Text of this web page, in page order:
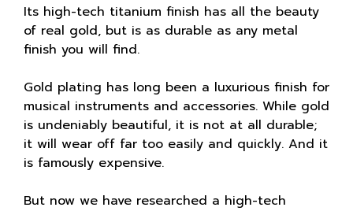
Its high-tech titanium finish has all the beauty
of real gold, but is as durable as any metal
finish you will find.
Gold plating has long been a luxurious finish for
musical instruments and accessories. While gold
is undeniably beautiful, it is not at all durable;
it will wear off far too easily and quickly. And it
is famously expensive.
But now we have researched a high-tech